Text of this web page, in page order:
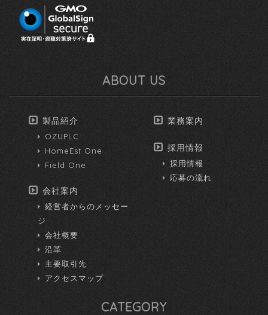
ABOUT US
製品紹介
OZUPLC
HomeEst One
Field One
会社案内
経営者からのメッセー
ジ
会社概要
沿革
主要取引先
アクセスマップ
業務案内
採用情報
採用情報
応募の流れ
CATEGORY